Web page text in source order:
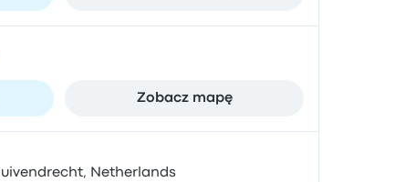
Zobacz mapę
Netherlands